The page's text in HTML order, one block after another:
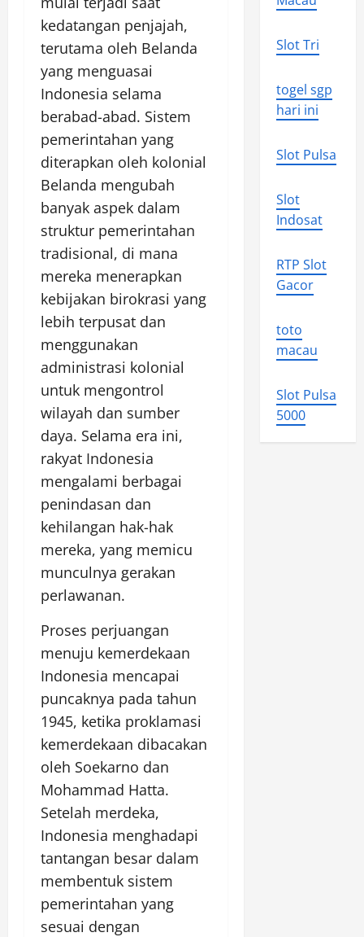
kedatangan penjajah,
terutama oleh Belanda
yang menguasai
Indonesia selama
berabad-abad. Sistem
pemerintahan yang
diterapkan oleh kolonial
Belanda mengubah
banyak aspek dalam
struktur pemerintahan
tradisional, di mana
mereka menerapkan
kebijakan birokrasi yang
lebih terpusat dan
menggunakan
administrasi kolonial
untuk mengontrol
wilayah dan sumber
daya. Selama era ini,
rakyat Indonesia
mengalami berbagai
penindasan dan
kehilangan hak-hak
mereka, yang memicu
munculnya gerakan
perlawanan.
Proses perjuangan
menuju kemerdekaan
Indonesia mencapai
puncaknya pada tahun
1945, ketika proklamasi
kemerdekaan dibacakan
oleh Soekarno dan
Mohammad Hatta.
Setelah merdeka,
Indonesia menghadapi
tantangan besar dalam
membentuk sistem
pemerintahan yang
sesuai dengan
Slot Tri
togel sgp
hari ini
Slot Pulsa
Slot
Indosat
RTP Slot
Gacor
toto
macau
Slot Pulsa
5000